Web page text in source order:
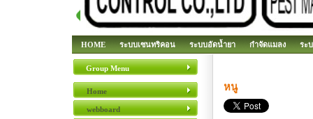
HOME ระบบเซนทริคอน ระบบอัดน้ำยา กำจัดแมลง ระ
Group Menu
Home
webboard
หนู